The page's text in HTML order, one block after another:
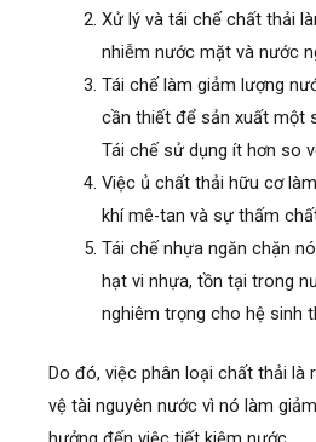
Xử lý và tái chế chất thải
nhiễm nước mặt và nước
Tái chế làm giảm lượng
cần thiết để sản xuất một
Tái chế sử dụng ít hơn so
Việc ủ chất thải hữu cơ
khí mê-tan và sự thấm
Tái chế nhựa ngăn chặn
hạt vi nhựa, tồn tại trong
nghiêm trọng cho hệ sinh
Do đó, việc phân loại chất thải là
vệ tài nguyên nước vì nó làm